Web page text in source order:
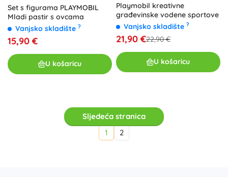
Set s figurama PLAYMOBIL
Mladi pastir s ovcama
Vanjsko skladište ?
15,90 €
U košaricu
Playmobil kreativne
građevinske vodene sportove
Vanjsko skladište ?
21,90 €22,90 €
U košaricu
Sljedeća stranica
1
2